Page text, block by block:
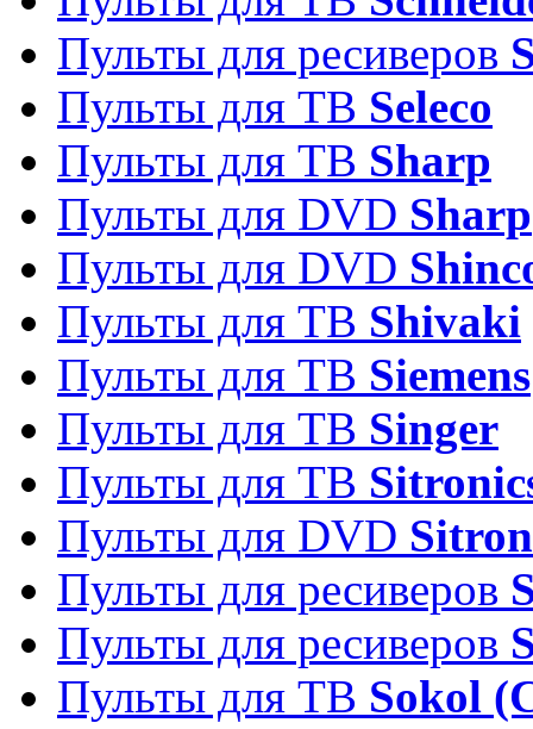
Пульты для ресиверов
Пульты для ТВ Seleco
Пульты для ТВ Sharp
Пульты для DVD Sharp
Пульты для DVD
Пульты для ТВ Shivaki
Пульты для ТВ Siemens
Пульты для ТВ Singer
Пульты для ТВ
Пульты для DVD
Пульты для ресиверов
Пульты для ресиверов
Пульты для ТВ Sokol